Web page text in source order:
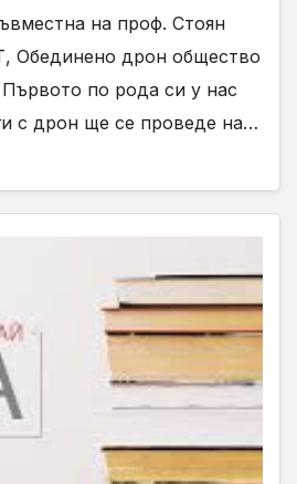
на проф. Стоян
Обединено дрон общество
по рода си у нас
с дрон ще се проведе на…